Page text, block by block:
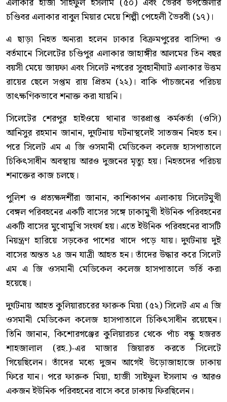
চণ্ডিবর এলাকার বাবুল মিয়ার মেয়ে শিল্পী পেহেলী ভৈরবী (১৭)।
এ ছাড়া নিহত অন্যরা হলেন ঢাকার বিক্রমপুরের বাসিন্দা ও
বর্তমানে সিলেটের চণ্ডিপুর এলাকার জাহাঙ্গীর আলমের তিন বছর
বয়সী মেয়ে জায়ফা এবং সিলেট নগরের সুবহানীঘাট এলাকার উত্তম
রায়ের ছেলে সপ্তম রায় প্রিতম (২২)। বাকি পাঁচজনের পরিচয়
তাৎক্ষণিকভাবে শনাক্ত করা যায়নি।
সিলেটের শেরপুর হাইওয়ে থানার ভারপ্রাপ্ত কর্মকর্তা (ওসি)
আনিসুর রহমান জানান, দুর্ঘটনায় ঘটনাস্থলেই সাতজন নিহত হন।
পরে সিলেট এম এ জি ওসমানী মেডিকেল কলেজ হাসপাতালে
চিকিৎসাধীন অবস্থায় আরও দুজনের মৃত্যু হয়। নিহতদের পরিচয়
শনাক্তের কাজ চলছে।
পুলিশ ও প্রত্যক্ষদর্শীরা জানান, কাশিকাপন এলাকায় সিলেটমুখী
বেঙ্গল পরিবহনের একটি বাসের সঙ্গে ঢাকামুখী ইউনিক পরিবহনের
একটি বাসের মুখোমুখি সংঘর্ষ হয়। এতে ইউনিক পরিবহনের বাসটি
নিয়ন্ত্রণ হারিয়ে সড়কের পাশের খাদে পড়ে যায়। দুর্ঘটনায় দুই
বাসের অন্তত ২৪ জন যাত্রী আহত হন। তাঁদের উদ্ধার করে সিলেট
এম এ জি ওসমানী মেডিকেল কলেজ হাসপাতালে ভর্তি করা
হয়েছে।
দুর্ঘটনায় আহত কুলিয়ারচরের ফারুক মিয়া (৫২) সিলেট এম এ জি
ওসমানী মেডিকেল কলেজ হাসপাতালে চিকিৎসাধীন রয়েছেন।
তিনি জানান, কিশোরগঞ্জের কুলিয়ারচর থেকে পাঁচ বন্ধু হজরত
শাহজালাল (রহ.)-এর মাজার জিয়ারত করতে সিলেটে
গিয়েছিলেন। তাঁদের মধ্যে দুজন আগেই উড়োজাহাজে ঢাকায়
ফিরে যান। পরে ফারুক মিয়া, হাজী সাইফুল ইসলাম ও আরও
একজন ইউনিক পরিবহনের বাসে করে ঢাকায় ফিরছিলেন।